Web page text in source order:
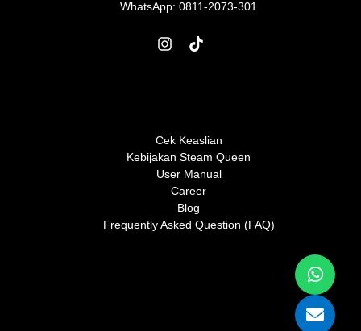
WhatsApp: 0811-2073-301
Cek Keaslian
Kebijakan Steam Queen
User Manual
Career
Blog
Frequently Asked Question (FAQ)